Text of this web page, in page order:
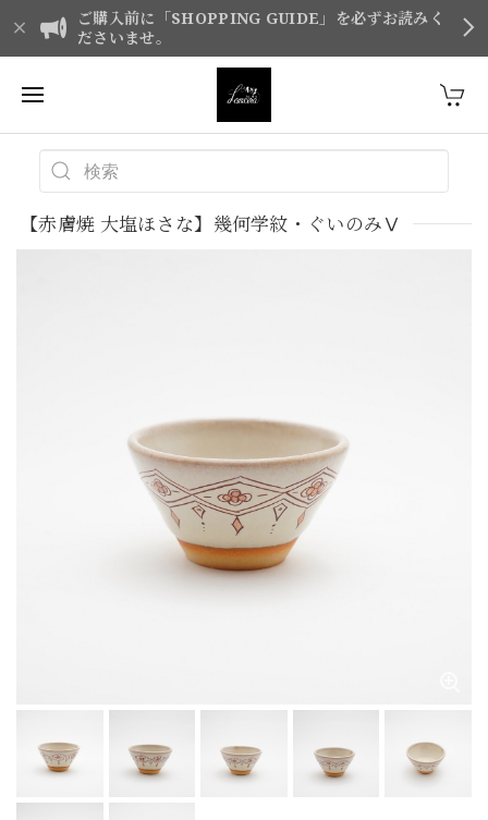
ご購入前に「SHOPPING GUIDE」を必ずお読みく
ださいませ。
【赤膚焼 大塩ほさな】幾何学紋・ぐいのみⅤ